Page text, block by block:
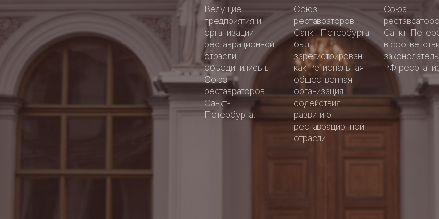
Ведущие
предприятия и
организации
реставрационной
отрасли
объединились в
Союз
реставраторов
Санкт-
Петербурга.
Союз
реставраторов
Санкт-Петербурга
был
зарегистрирован
как Региональная
общественная
организация
содействия
развитию
реставрационной
отрасли.
Союз
Санкт-
в
РФ
Аллея
славы
Добрые
дела
Аллея
славы
Добрые
дела